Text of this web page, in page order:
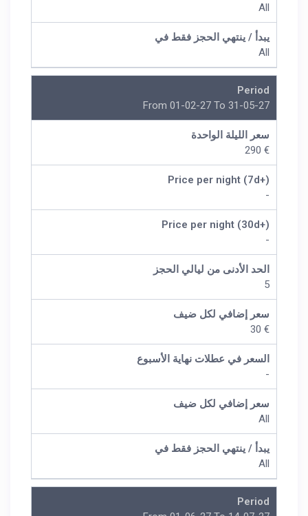
All
يبدأ / ينتهي الحجز فقط في
All
Period
From 01-02-27 To 31-05-27
سعر الليلة الواحدة
€ 290
Price per night (7d+)
-
Price per night (30d+)
-
الحد الأدنى من ليالي الحجز
5
سعر إضافي لكل ضيف
€ 30
السعر في عطلات نهاية الأسبوع
-
سعر إضافي لكل ضيف
All
يبدأ / ينتهي الحجز فقط في
All
Period